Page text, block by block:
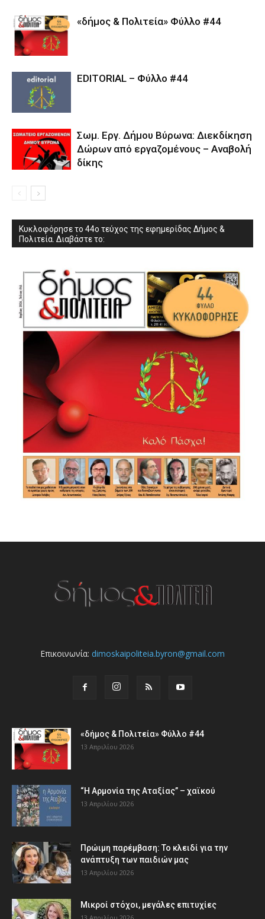
«δήμος & Πολιτεία» Φύλλο #44
EDITORIAL – Φύλλο #44
Σωμ. Εργ. Δήμου Βύρωνα: Διεκδίκηση
Δώρων από εργαζομένους – Αναβολή
δίκης
Κυκλοφόρησε το 44ο τεύχος της εφημερίδας Δήμος &
Πολιτεία. Διαβάστε το:
Επικοινωνία: dimoskaipoliteia.byron@gmail.com
«δήμος & Πολιτεία» Φύλλο #44
13 Απριλίου 2026
“Η Αρμονία της Αταξίας” – χαϊκού
13 Απριλίου 2026
Πρώιμη παρέμβαση: Το κλειδί για την
ανάπτυξη των παιδιών µας
13 Απριλίου 2026
Μικροί στόχοι, μεγάλες επιτυχίες